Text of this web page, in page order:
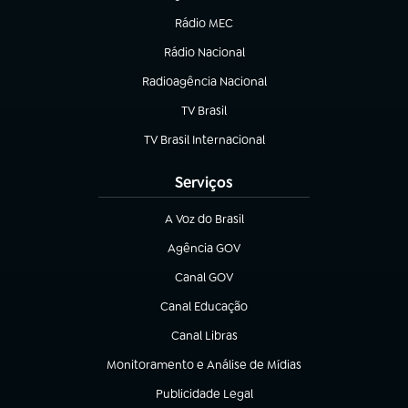
Rádio MEC
(abre em nova aba)
Rádio Nacional
Radioagência Nacional
(abre em nova aba)
TV Brasil
(abre em nova aba)
TV Brasil Internacional
(abre em nova aba)
Serviços
A Voz do Brasil
(abre em nova aba)
Agência GOV
(abre em nova aba)
Canal GOV
(abre em nova aba)
Canal Educação
(abre em nova aba)
Canal Libras
(abre em nova aba)
Monitoramento e Análise de Mídias
(abre em nova aba)
Publicidade Legal
(abre em nova aba)